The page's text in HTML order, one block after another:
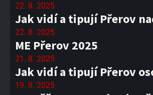
22. 8. 2025
Jak vidí a tipují Přerov
22. 8. 2025
ME Přerov 2025
21. 8. 2025
Jak vidí a tipují Přerov
19. 8. 2025